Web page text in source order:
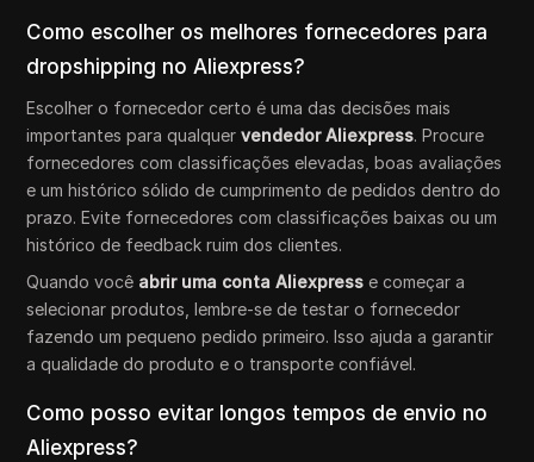
Como escolher os melhores fornecedores para
dropshipping no Aliexpress?
Escolher o fornecedor certo é uma das decisões mais
importantes para qualquervendedor Aliexpress. Procure
fornecedores com classificações elevadas, boas avaliações
e um histórico sólido de cumprimento de pedidos dentro do
prazo. Evite fornecedores com classificações baixas ou um
histórico de feedback ruim dos clientes.
Quando você abrir uma conta Aliexpress e começar a
selecionar produtos, lembre-se de testar o fornecedor
fazendo um pequeno pedido primeiro. Isso ajuda a garantir
a qualidade do produto e o transporte confiável.
Como posso evitar longos tempos de envio no
Aliexpress?